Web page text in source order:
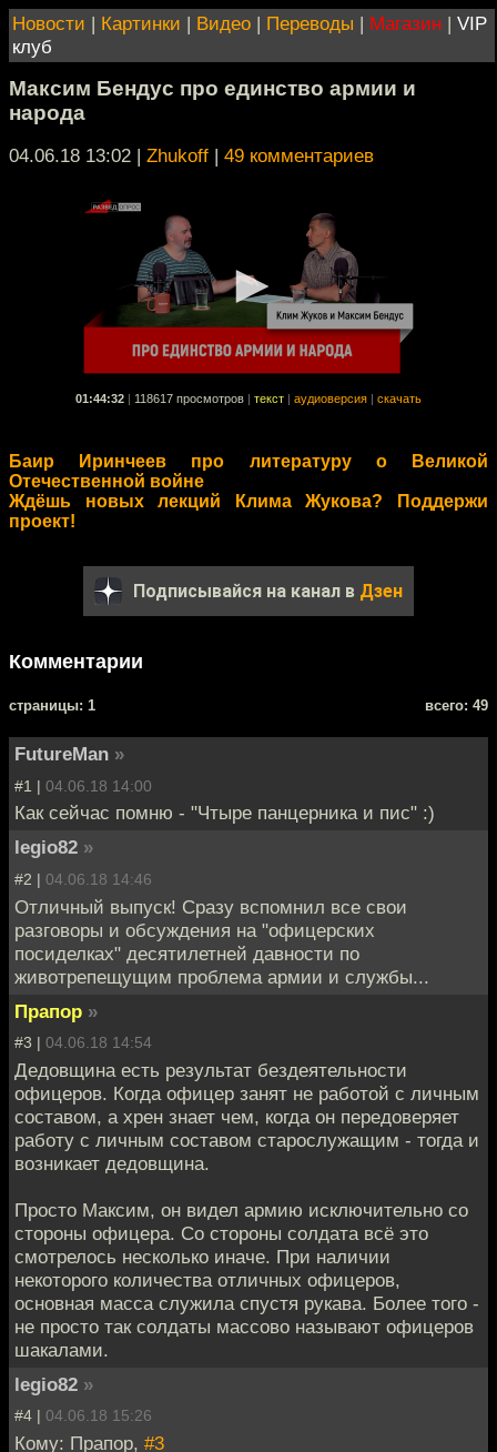
Новости | Картинки | Видео | Переводы | Магазин | VIP
клуб
Максим Бендус про единство армии и
народа
04.06.18 13:02 | Zhukoff | 49 комментариев
01:44:32 118617 просмотров текст аудиоверсия скачать
Баир Иринчеев про литературу о Великой
Отечественной войне
Ждёшь новых лекций Клима Жукова? Поддержи
проект!
Подписывайся на канал в Дзен
Комментарии
cтраницы: 1 всего: 49
FutureMan »
#1 | 04.06.18 14:00
Как сейчас помню - "Чтыре панцерника и пис" :)
legio82 »
#2 | 04.06.18 14:46
Отличный выпуск! Сразу вспомнил все свои
разговоры и обсуждения на "офицерских
посиделках" десятилетней давности по
животрепещущим проблема армии и службы...
Прапор »
#3 | 04.06.18 14:54
Дедовщина есть результат бездеятельности
офицеров. Когда офицер занят не работой с личным
составом, а хрен знает чем, когда он передоверяет
работу с личным составом старослужащим - тогда и
возникает дедовщина.
Просто Максим, он видел армию исключительно со
стороны офицера. Со стороны солдата всё это
смотрелось несколько иначе. При наличии
некоторого количества отличных офицеров,
основная масса служила спустя рукава. Более того -
не просто так солдаты массово называют офицеров
шакалами.
legio82 »
#4 | 04.06.18 15:26
Кому: Прапор, #3